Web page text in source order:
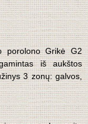
porolono Grikė G2
iš aukštos
3 zonų: galvos,